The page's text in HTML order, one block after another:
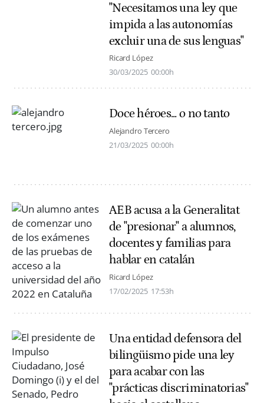
"Necesitamos una ley que
impida a las autonomías
excluir una de sus lenguas"
Ricard López
30/03/2025 00:00h
Doce héroes... o no tanto
Alejandro Tercero
21/03/2025 00:00h
AEB acusa a la Generalitat
de "presionar" a alumnos,
docentes y familias para
hablar en catalán
Ricard López
17/02/2025 17:53h
Una entidad defensora del
bilingüismo pide una ley
para acabar con las
"prácticas discriminatorias"